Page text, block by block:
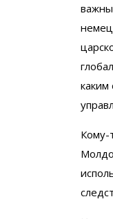
каким
Кому-